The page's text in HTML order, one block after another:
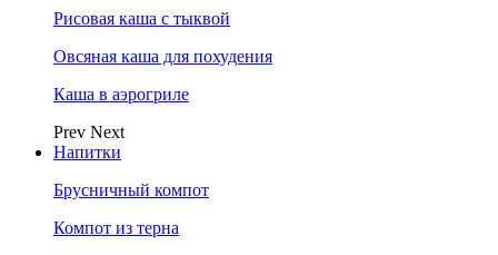
Рисовая каша с тыквой
Овсяная каша для похудения
Каша в аэрогриле
Prev Next
Напитки
Брусничный компот
Компот из терна